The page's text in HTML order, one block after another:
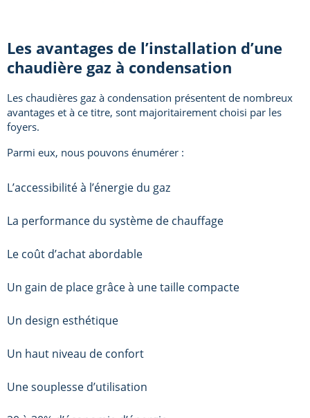
Les avantages de l’installation d’une
chaudière gaz à condensation
Les chaudières gaz à condensation présentent de nombreux
avantages et à ce titre, sont majoritairement choisi par les
foyers.
Parmi eux, nous pouvons énumérer :
L’accessibilité à l’énergie du gaz
La performance du système de chauffage
Le coût d’achat abordable
Un gain de place grâce à une taille compacte
Un design esthétique
Un haut niveau de confort
Une souplesse d’utilisation